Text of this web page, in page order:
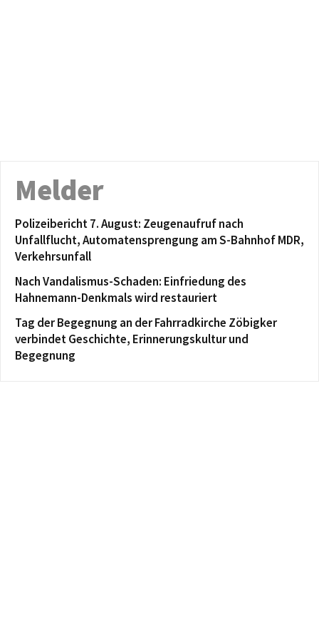
Melder
Polizeibericht 7. August: Zeugenaufruf nach
Unfallflucht, Automatensprengung am S-Bahnhof MDR,
Verkehrsunfall
Nach Vandalismus-Schaden: Einfriedung des
Hahnemann-Denkmals wird restauriert
Tag der Begegnung an der Fahrradkirche Zöbigker
verbindet Geschichte, Erinnerungskultur und
Begegnung